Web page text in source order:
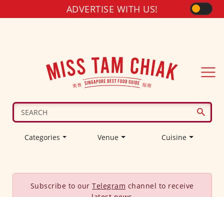
ADVERTISE WITH US!
Categories Venue Cuisine
Subscribe to our Telegram channel to receive